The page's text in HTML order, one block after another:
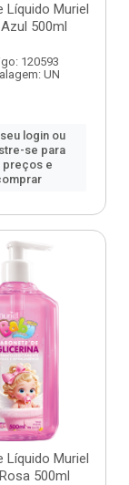
Líquido Muriel
500ml
120593
UN
login ou
se para
preços e
Líquido Muriel
500ml